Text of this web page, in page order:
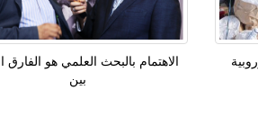
الاهتمام بالبحث العلمي هو الفارق
بين
دول أوروبية